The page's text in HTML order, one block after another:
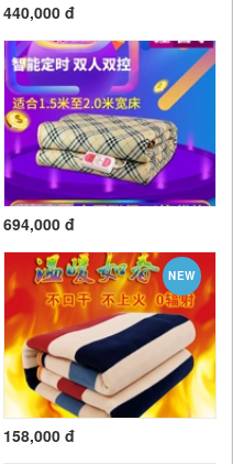
440,000 đ
694,000 đ
NEW
158,000 đ